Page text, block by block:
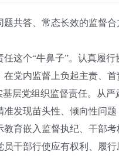
答、常态长效的监督合
个“牛鼻子”。认真履行
党内监督上负起主责、
层党组织监督责任。从
发现苗头性、倾向性问
育嵌入监督执纪、干部
干部行使应有权利、履